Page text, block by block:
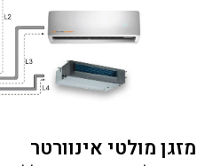
מזגן מולטי אינוורטר